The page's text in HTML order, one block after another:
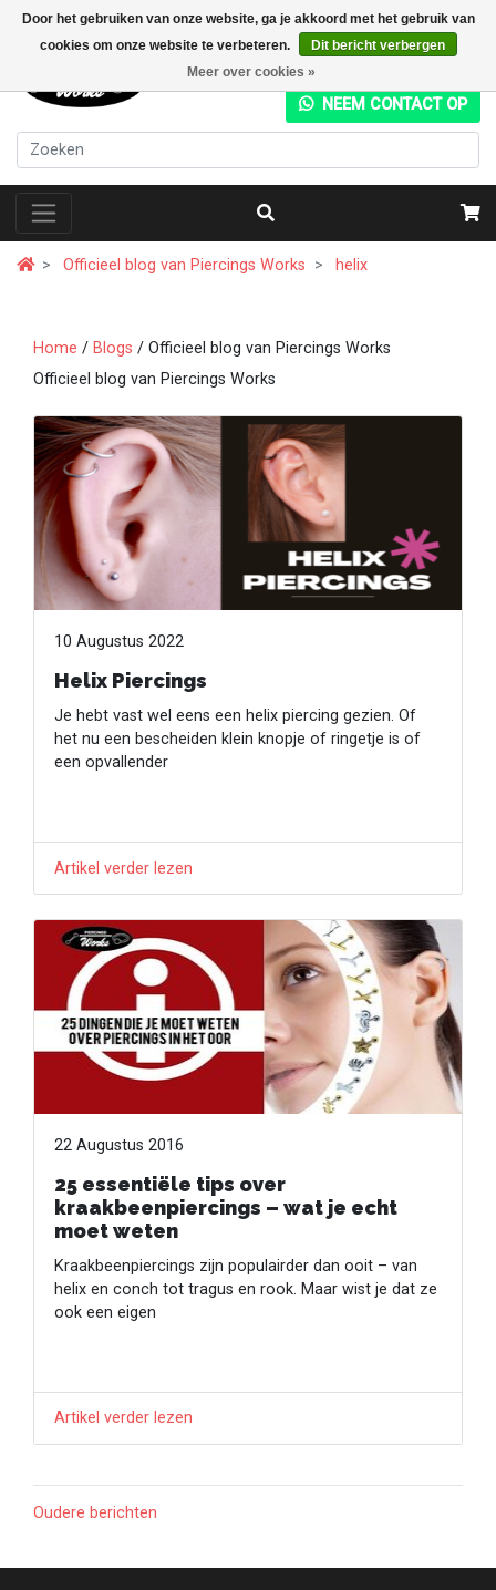
Door het gebruiken van onze website, ga je akkoord met het gebruik van
cookies om onze website te verbeteren.
Dit bericht verbergen
Meer over cookies »
NEEM CONTACT OP
Officieel blog van Piercings Works helix
Home / Blogs / Officieel blog van Piercings Works
Officieel blog van Piercings Works
10 Augustus 2022
Helix Piercings
Je hebt vast wel eens een helix piercing gezien. Of
het nu een bescheiden klein knopje of ringetje is of
een opvallender
Artikel verder lezen
22 Augustus 2016
25 essentiële tips over
kraakbeenpiercings – wat je echt
moet weten
Kraakbeenpiercings zijn populairder dan ooit – van
helix en conch tot tragus en rook. Maar wist je dat ze
ook een eigen
Artikel verder lezen
Oudere berichten